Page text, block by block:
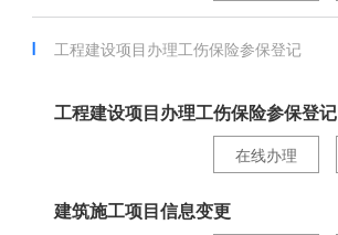
工程建设项目办理工伤保险参保登记
工程建设项目办理工伤保险参保登记
在线办理
建筑施工项目信息变更